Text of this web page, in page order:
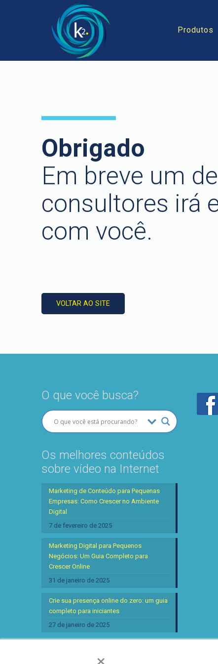
×
Produtos
Obrigado
Em breve um
consultores irá
com você.
VOLTAR AO SITE
O que você busca?
Os melhores conteúdos
sobre vídeo na Internet
Marketing de Conteúdo para Pequenas
Empresas: Como Crescer no Ambiente
Digital
7 de fevereiro de 2025
Marketing Digital para Pequenos
Negócios: Um Guia Completo para
Crescer Online
31 de janeiro de 2025
Crie sua presença online do zero: um guia
completo para iniciantes
27 de janeiro de 2025